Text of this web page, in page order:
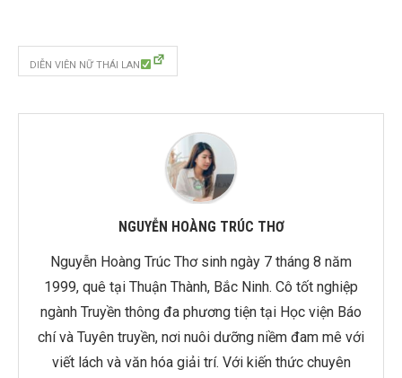
DIỄN VIÊN NỮ THÁI LAN
NGUYỄN HOÀNG TRÚC THƠ
Nguyễn Hoàng Trúc Thơ sinh ngày 7 tháng 8 năm
1999, quê tại Thuận Thành, Bắc Ninh. Cô tốt nghiệp
ngành Truyền thông đa phương tiện tại Học viện Báo
chí và Tuyên truyền, nơi nuôi dưỡng niềm đam mê với
viết lách và văn hóa giải trí. Với kiến thức chuyên